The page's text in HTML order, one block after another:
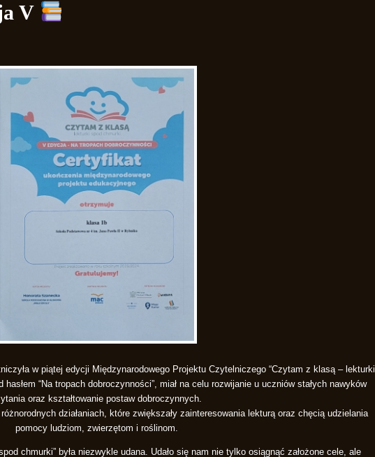
V
w piątej edycji Międzynarodowego Projektu Czytelniczego “Czytam z klasą – lekturki
“Na tropach dobroczynności”, miał na celu rozwijanie u uczniów stałych nawyków
oraz kształtowanie postaw dobroczynnych.
działaniach, które zwiększały zainteresowania lekturą oraz chęcią udzielania
pomocy ludziom, zwierzętom i roślinom.
chmurki” była niezwykle udana. Udało się nam nie tylko osiągnąć założone cele, ale